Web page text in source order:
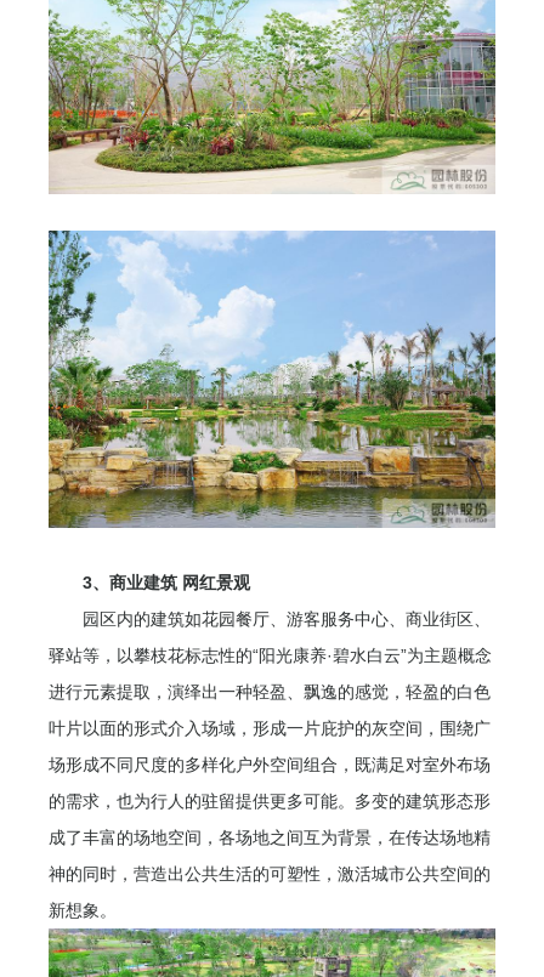
3、商业建筑 网红景观
园区内的建筑如花园餐厅、游客服务中心、商业街区、
驿站等，以攀枝花标志性的“阳光康养·碧水白云”为主题概念
进行元素提取，演绎出一种轻盈、飘逸的感觉，轻盈的白色
叶片以面的形式介入场域，形成一片庇护的灰空间，围绕广
场形成不同尺度的多样化户外空间组合，既满足对室外布场
的需求，也为行人的驻留提供更多可能。多变的建筑形态形
成了丰富的场地空间，各场地之间互为背景，在传达场地精
神的同时，营造出公共生活的可塑性，激活城市公共空间的
新想象。